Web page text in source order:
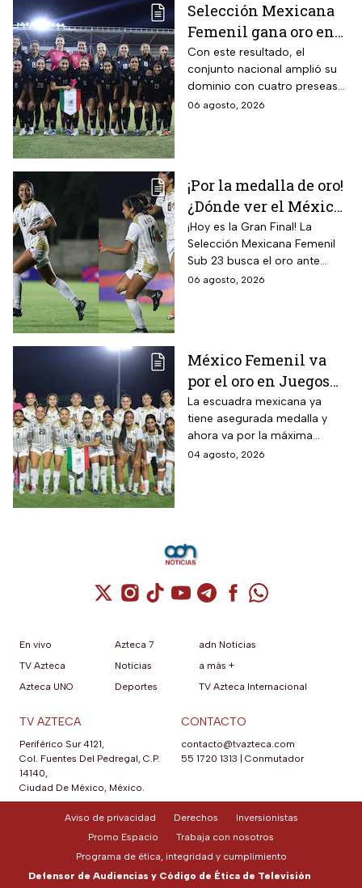
Selección Mexicana
Femenil gana oro en
Juegos
Centroamericanos; el
camino de México a la
gloria
Con este resultado, el
conjunto nacional amplió su
dominio con cuatro preseas
doradas de forma
06 agosto, 2026
¡Por la medalla de oro!
¿Dónde ver el México
vs Colombia Femenil?
Así puedes seguir la
Gran Final EN VIVO
¡Hoy es la Gran Final! La
Selección Mexicana Femenil
Sub 23 busca el oro ante
Colombia en los Juegos
06 agosto, 2026
México Femenil va
por el oro en Juegos
Centroamericanos; ya
conoce a su rival
La escuadra mexicana ya
tiene asegurada medalla y
ahora va por la máxima
presea en los Juegos
04 agosto, 2026
Cuenta de X / Twitter (se abre en una
Cuenta de Instagram (se abre en una
Cuenta de TikTok (se abre en
Cuenta de YouTube (se abre
Cuenta de Telegram (se
Cuenta de
Cuenta de
En vivo
TV Azteca
Azteca UNO
Azteca 7
Noticias
Deportes
adn Noticias
a más +
TV Azteca Internacional
TV AZTECA
Periférico Sur 4121,
Col. Fuentes Del Pedregal, C.P.
14140,
Ciudad De México, México.
CONTACTO
contacto@tvazteca.com
55 1720 1313
Conmutador
Aviso de privacidad Derechos
Inversionistas
Promo Espacio
Trabaja con nosotros
Programa de ética, integridad y cumplimiento
Defensor de Audiencias y Código de Ética de Televisión